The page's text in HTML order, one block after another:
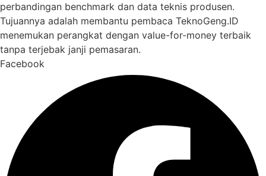
perbandingan benchmark dan data teknis produsen.
Tujuannya adalah membantu pembaca TeknoGeng.ID
menemukan perangkat dengan value-for-money terbaik
tanpa terjebak janji pemasaran.
Facebook